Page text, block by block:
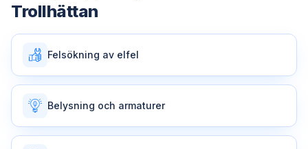
Trollhättan
Felsökning av elfel
Belysning och armaturer